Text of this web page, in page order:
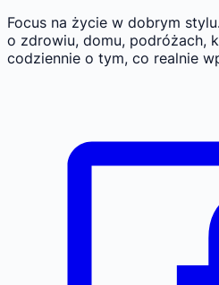
Focus na życie w dobrym
o zdrowiu, domu, podróżach,
codziennie o tym, co realnie